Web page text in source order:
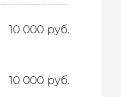
10 000 руб.
10 000 руб.